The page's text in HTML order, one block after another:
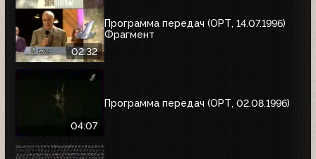
02:32
Программа передач (ОРТ, 14.07.1996)
Фрагмент
04:07
Программа передач (ОРТ, 02.08.1996)